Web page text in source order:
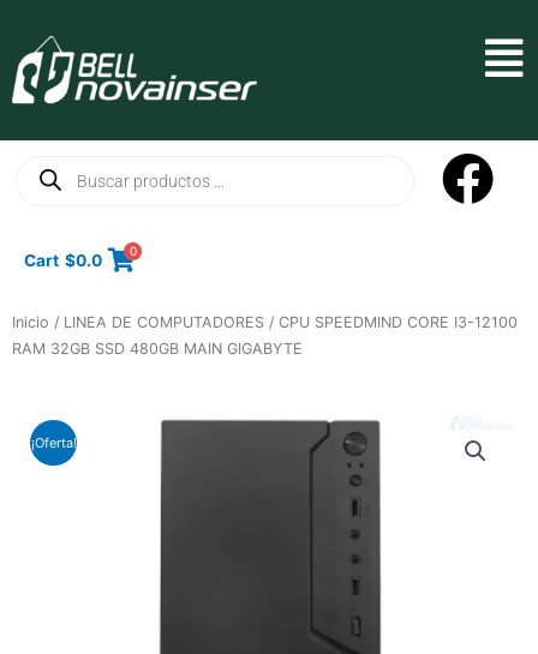
contenido
productos
Cart $0.0 0
Inicio / LINEA DE COMPUTADORES / CPU SPEEDMIND CORE I3-12100
RAM 32GB SSD 480GB MAIN GIGABYTE
¡Oferta!